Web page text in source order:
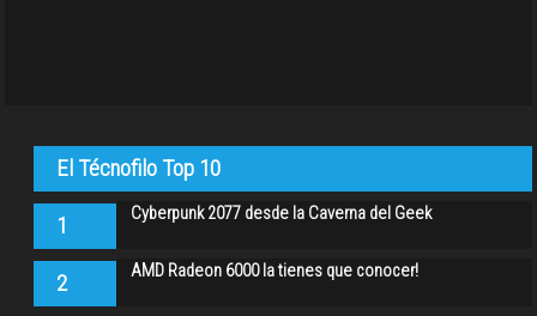
El Técnofilo Top 10
1 Cyberpunk 2077 desde la Caverna del Geek
2 AMD Radeon 6000 la tienes que conocer!